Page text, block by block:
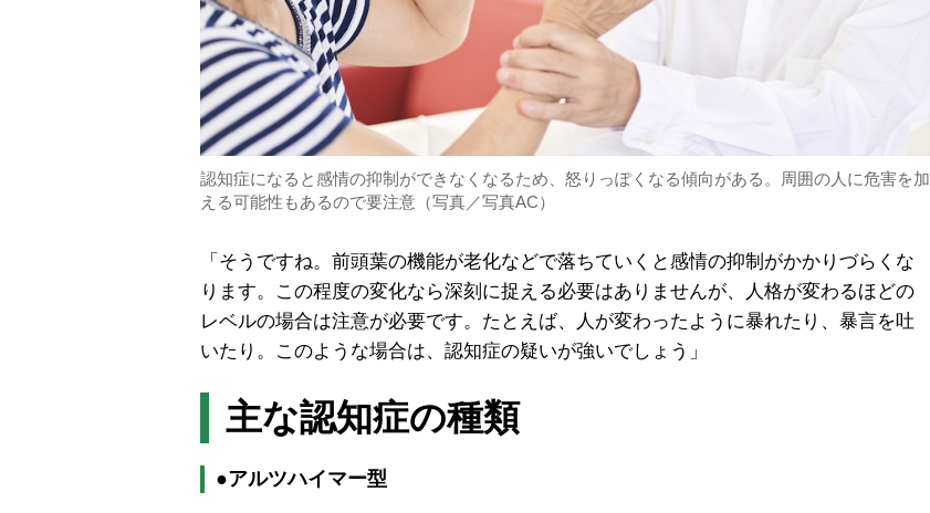
認知症になると感情の抑制ができなくなるため、怒りっぽくなる傾向がある。周囲の人に危害を加
える可能性もあるので要注意（写真／写真AC）
「そうですね。前頭葉の機能が老化などで落ちていくと感情の抑制がかかりづらくな
ります。この程度の変化なら深刻に捉える必要はありませんが、人格が変わるほどの
レベルの場合は注意が必要です。たとえば、人が変わったように暴れたり、暴言を吐
いたり。このような場合は、認知症の疑いが強いでしょう」
主な認知症の種類
●アルツハイマー型